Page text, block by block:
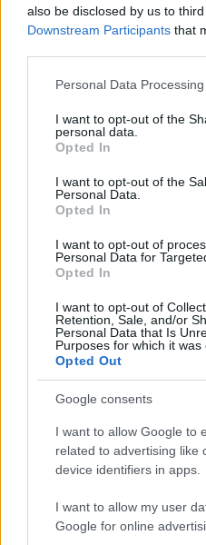
also be disclosed by us to
Downstream Participants that
Please note that this website/
not limited to your visit or
grant or deny consent to
use your data for below
consent section.
Personal Data
I want to opt-out of the
personal data.
Opted In
I want to opt-out of the
Personal Data.
Opted In
I want to opt-out of
Personal Data for
Opted In
I want to opt-out of
Retention, Sale, and/or
Personal Data that Is
Purposes for which it was
Opted Out
Google consents
I want to allow Google to
related to advertising like
device identifiers in apps.
I want to allow my user
Google for online
Scopri la storia della
Ilaria Mauri · 7 Ago 2026
Come padroneggiare la
tecniche
Ilaria Mauri · 7 Ago 2026
PIÙ LETTI